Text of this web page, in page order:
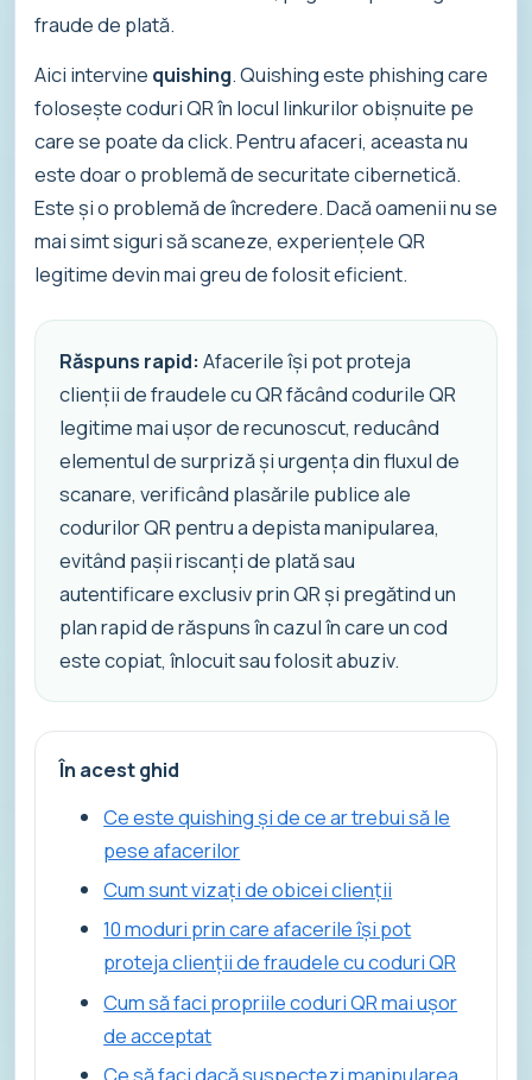
fraude de plată.
Aici intervine quishing. Quishing este phishing care
folosește coduri QR în locul linkurilor obișnuite pe
care se poate da click. Pentru afaceri, aceasta nu
este doar o problemă de securitate cibernetică.
Este și o problemă de încredere. Dacă oamenii nu se
mai simt siguri să scaneze, experiențele QR
legitime devin mai greu de folosit eficient.
Răspuns rapid: Afacerile își pot proteja
clienții de fraudele cu QR făcând codurile QR
legitime mai ușor de recunoscut, reducând
elementul de surpriză și urgența din fluxul de
scanare, verificând plasările publice ale
codurilor QR pentru a depista manipularea,
evitând pașii riscanți de plată sau
autentificare exclusiv prin QR și pregătind un
plan rapid de răspuns în cazul în care un cod
este copiat, înlocuit sau folosit abuziv.
În acest ghid
Ce este quishing și de ce ar trebui să le
pese afacerilor
Cum sunt vizați de obicei clienții
10 moduri prin care afacerile își pot
proteja clienții de fraudele cu coduri QR
Cum să faci propriile coduri QR mai ușor
de acceptat